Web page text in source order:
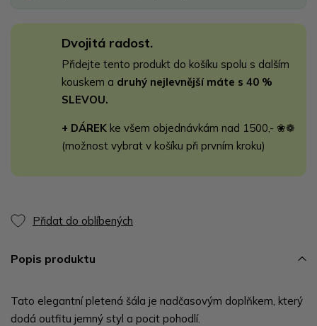
Dvojitá radost.
Přidejte tento produkt do košíku spolu s dalším
kouskem a druhý nejlevnější máte s 40 %
SLEVOU.
+ DÁREK ke všem objednávkám nad 1500,- ❀❁
(možnost vybrat v košíku při prvním kroku)
Přidat do oblíbených
Popis produktu
Tato elegantní pletená šála je nadčasovým doplňkem, který
dodá outfitu jemný styl a pocit pohodlí.